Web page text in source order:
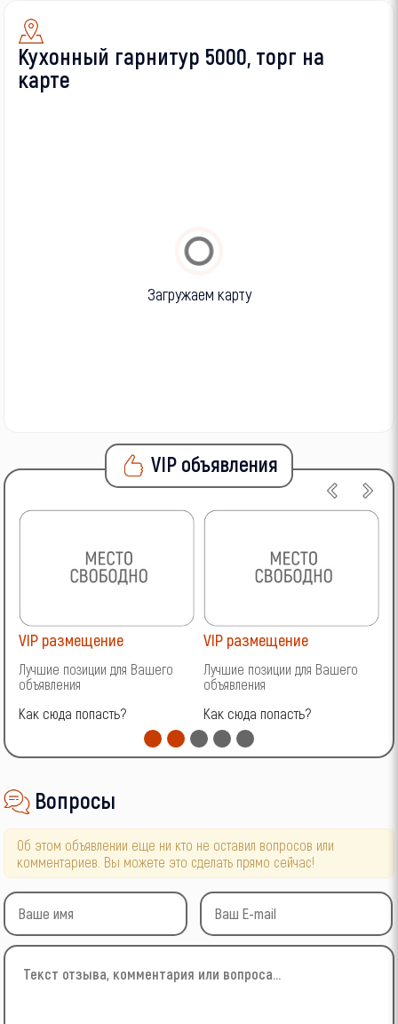
Кухонный гарнитур 5000, торг на
карте
Загружаем карту
VIP объявления
VIP размещение
Лучшие позиции для Вашего
объявления
Как сюда попасть?
VIP размещение
Лучшие позиции для Вашего
объявления
Как сюда попасть?
Вопросы
Об этом объявлении еще ни кто не оставил вопросов или
комментариев. Вы можете это сделать прямо сейчас!